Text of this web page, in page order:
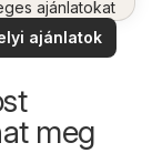
ajánlatokat
ajánlatok
meg